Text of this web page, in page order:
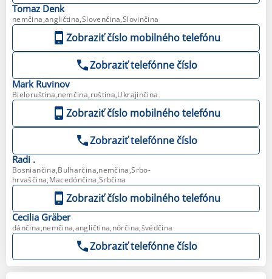
Tomaz Denk
nemčina,angličtina,Slovenčina,Slovinčina
Zobraziť číslo mobilného telefónu
Zobraziť telefónne číslo
Mark Ruvinov
Bieloruština,nemčina,ruština,Ukrajinčina
Zobraziť číslo mobilného telefónu
Zobraziť telefónne číslo
Radi .
Bosniančina,Bulharčina,nemčina,Srbo-
hrvaščina,Macedónčina,Srbčina
Zobraziť číslo mobilného telefónu
Cecilia Gräber
dánčina,nemčina,angličtina,nórčina,švédčina
Zobraziť telefónne číslo